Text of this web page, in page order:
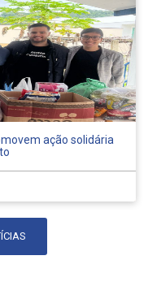
ação solidária